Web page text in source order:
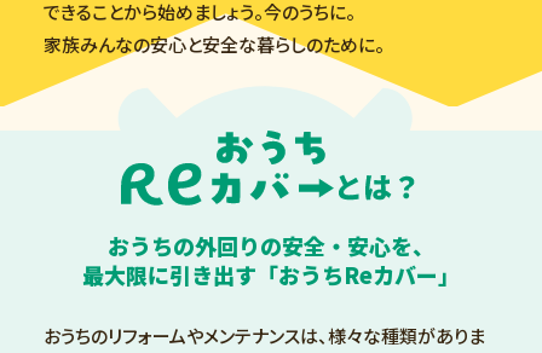
できることから始めましょう。今のうちに。
家族みんなの安心と安全な暮らしのために。
おうちの外回りの安全・安心を、
最大限に引き出す 「おうちReカバー」
おうちのリフォームやメンテナンスは、様々な種類がありま